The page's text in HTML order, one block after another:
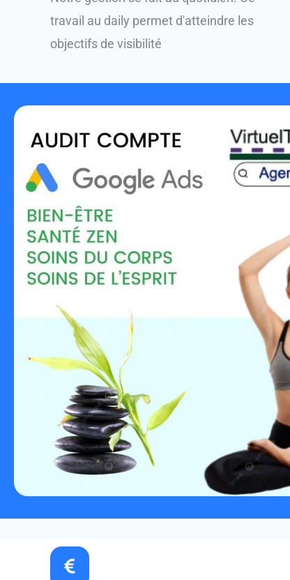
travail au daily permet d'atteindre les
objectifs de visibilité